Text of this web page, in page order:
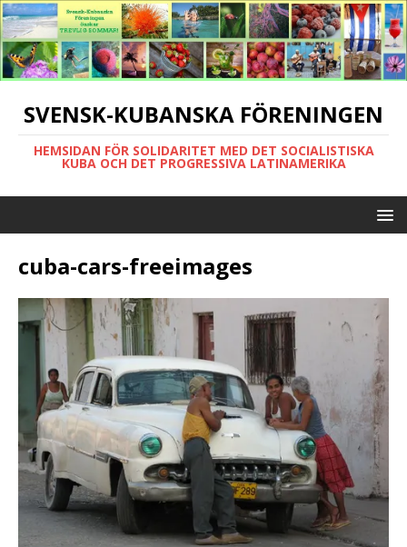
SVENSK-KUBANSKA FÖRENINGEN
HEMSIDAN FÖR SOLIDARITET MED DET SOCIALISTISKA
KUBA OCH DET PROGRESSIVA LATINAMERIKA
cuba-cars-freeimages